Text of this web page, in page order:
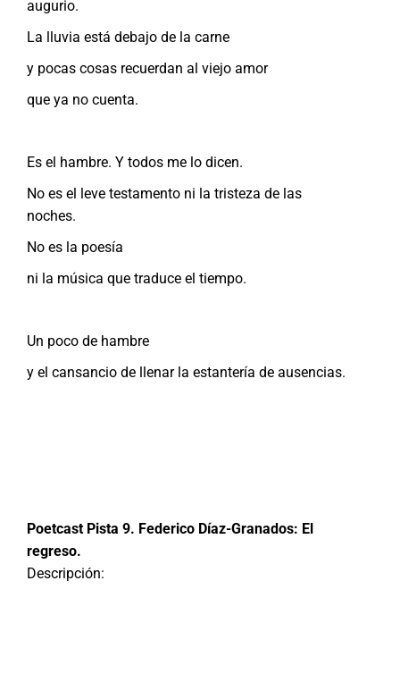
augurio.
La lluvia está debajo de la carne
y pocas cosas recuerdan al viejo amor
que ya no cuenta.
Es el hambre. Y todos me lo dicen.
No es el leve testamento ni la tristeza de las
noches.
No es la poesía
ni la música que traduce el tiempo.
Un poco de hambre
y el cansancio de llenar la estantería de ausencias.
Poetcast Pista 9. Federico Díaz-Granados: El
regreso.
Descripción: